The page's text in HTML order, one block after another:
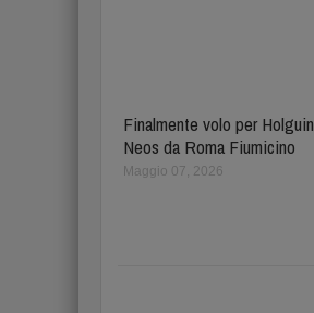
Finalmente volo per Holguin
Neos da Roma Fiumicino
Maggio 07, 2026